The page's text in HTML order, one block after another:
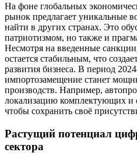
На фоне глобальных
рынок предлагает уникальные
найти в других странах. Это
патриотизмом, но также и
Несмотря на введенные
остается стабильным, что
развития бизнеса. В период
импортозамещение станет
производств. Например,
локализацию комплектующих и
чтобы сохранить своё
Растущий потенциал
сектора